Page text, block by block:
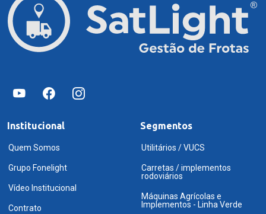
Institucional
Quem Somos
Grupo Fonelight
Vídeo Institucional
Contrato
Segmentos
Utilitários / VUCS
Carretas / implementos
rodoviários
Máquinas Agrícolas e
Implementos - Linha Verde